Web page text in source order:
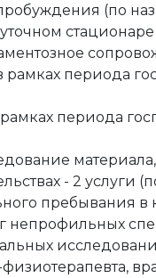
(по
периода
периода
- 2 услуги
пребывания в
непрофильных
физиотерапевта,